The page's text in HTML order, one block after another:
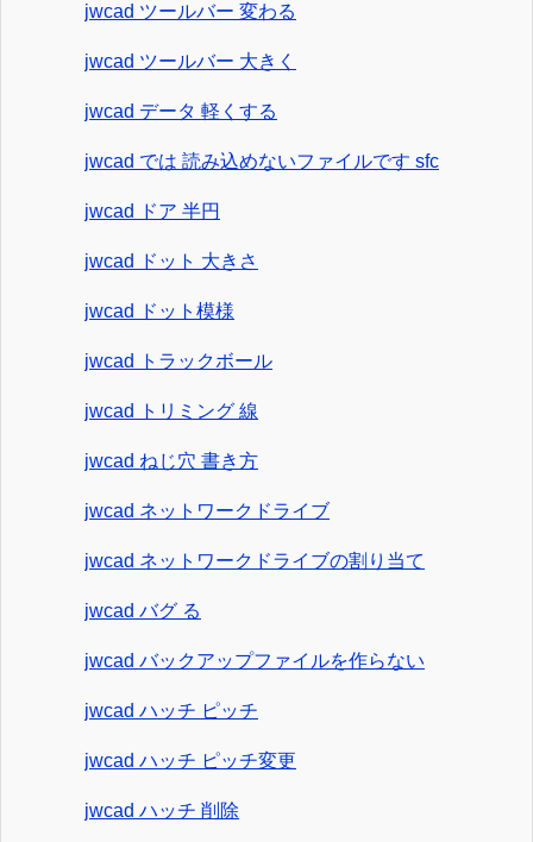
jwcad ツールバー 変わる
jwcad ツールバー 大きく
jwcad データ 軽くする
jwcad では 読み込めないファイルです sfc
jwcad ドア 半円
jwcad ドット 大きさ
jwcad ドット模様
jwcad トラックボール
jwcad トリミング 線
jwcad ねじ穴 書き方
jwcad ネットワークドライブ
jwcad ネットワークドライブの割り当て
jwcad バグ る
jwcad バックアップファイルを作らない
jwcad ハッチ ピッチ
jwcad ハッチ ピッチ変更
jwcad ハッチ 削除